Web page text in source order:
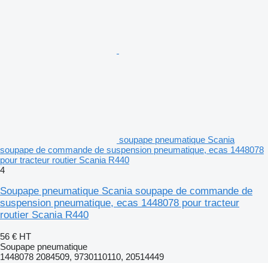
soupape pneumatique Scania
soupape de commande de suspension pneumatique, ecas 1448078
pour tracteur routier Scania R440
4
Soupape pneumatique Scania soupape de commande de
suspension pneumatique, ecas 1448078 pour tracteur
routier Scania R440
56 € HT
Soupape pneumatique
1448078 2084509, 9730110110, 20514449